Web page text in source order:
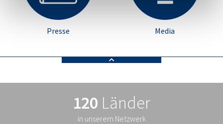
Presse Media
120 Länder
in unserem Netzwerk